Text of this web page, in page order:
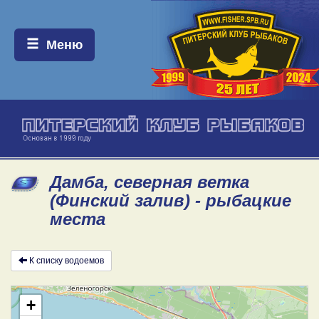
Меню:
Меню
Дамба, северная ветка
(Финский залив) - рыбацкие
места
К списку водоемов
+